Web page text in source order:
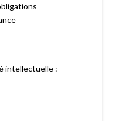
intellectuelle :